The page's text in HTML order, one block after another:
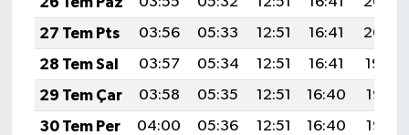
27 Tem Pts
03:56 05:33 12:51 16:41
20:00
28 Tem Sal
03:57 05:34 12:51 16:41
19:59
29 Tem Çar
03:58 05:35 12:51 16:40
19:58
30 Tem Per
04:00 05:36 12:51 16:40
19:57